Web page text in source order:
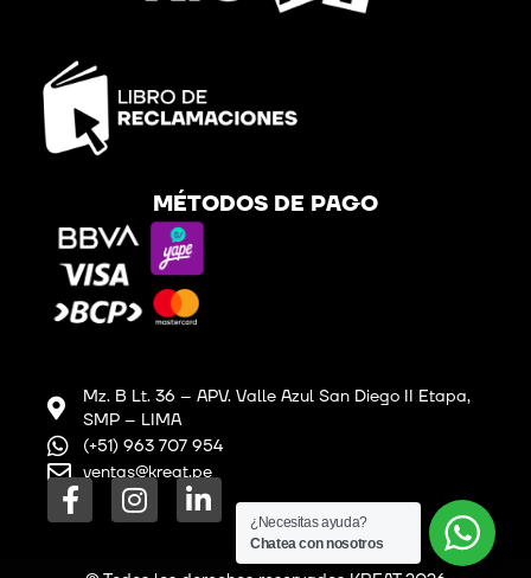
MÉTODOS DE PAGO
Mz. B Lt. 36 – APV. Valle Azul San Diego II Etapa,
SMP – LIMA
(+51) 963 707 954
ventas@kreat.pe
F
a
I
n
L
i
¿Necesitas ayuda?
Chatea con nosotros